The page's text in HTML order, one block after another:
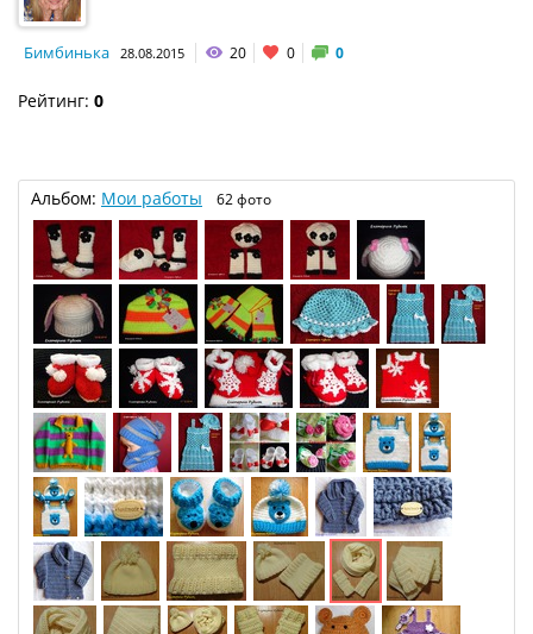
Бимбинька 28.08.2015 20 0 0
Рейтинг: 0
Альбом: Мои работы 62 фото